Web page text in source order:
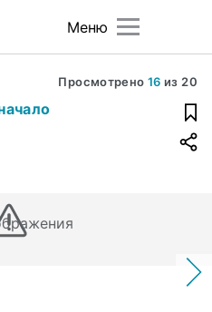
Меню
Просмотрено 16 из 20